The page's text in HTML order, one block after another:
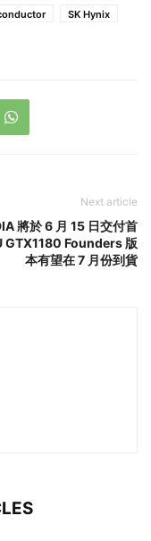
SK Hynix
Next article
將於 6 月 15 日交付首
GTX1180 Founders 版
本有望在 7 月份到貨